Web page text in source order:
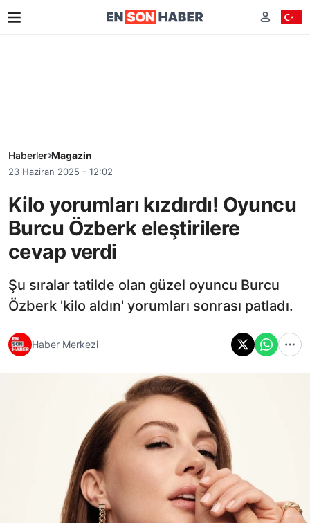
Haberler Magazin
23 Haziran 2025 - 12:02
Kilo yorumları kızdırdı! Oyuncu
Burcu Özberk eleştirilere
cevap verdi
Şu sıralar tatilde olan güzel oyuncu Burcu
Özberk 'kilo aldın' yorumları sonrası patladı.
Haber Merkezi